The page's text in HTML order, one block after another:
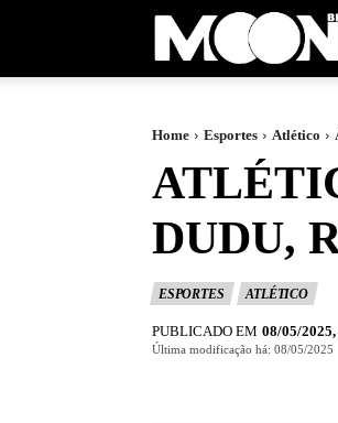
Home Esportes Atlético
DUDU,
ESPORTES ATLÉTICO
PUBLICADO EM 08/05/2025,
Última modificação há: 08/05/2025